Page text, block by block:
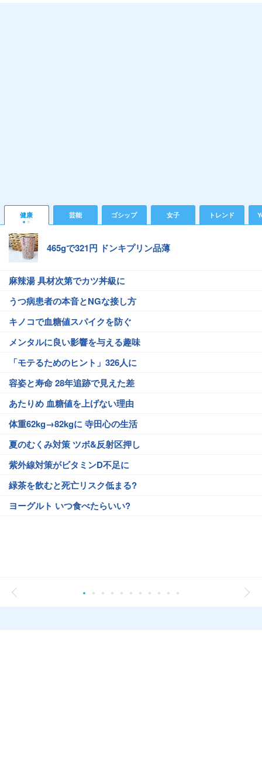
健康 芸能 ゴシップ 女子 トレンド
465gで321円 ドンキプリン品薄
麻辣湯 具材次第でカツ丼級に
うつ病患者の本音とNGな接し方
キノコで血糖値スパイクを防ぐ
メンタルに良い影響を与える趣味
「モテるためのヒント」326人に
容姿と寿命 28年追跡で見えた差
あたりめ 血糖値を上げない理由
体重62kg→82kgに 寺田心の生活
夏のむくみ対策 ツボ&反射区押し
紫外線対策がビタミンD不足に
緑茶を飲むと死亡リスク低まる?
ヨーグルト いつ食べたらいい?